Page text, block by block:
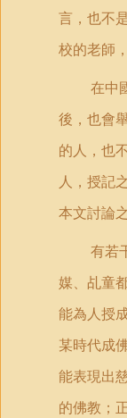
言，也不
校的老師
在中
後，也會
的人，也
人，授記
本文討論之
有若
媒、乩童
能為人授
某時代成
能表現出
的佛教；